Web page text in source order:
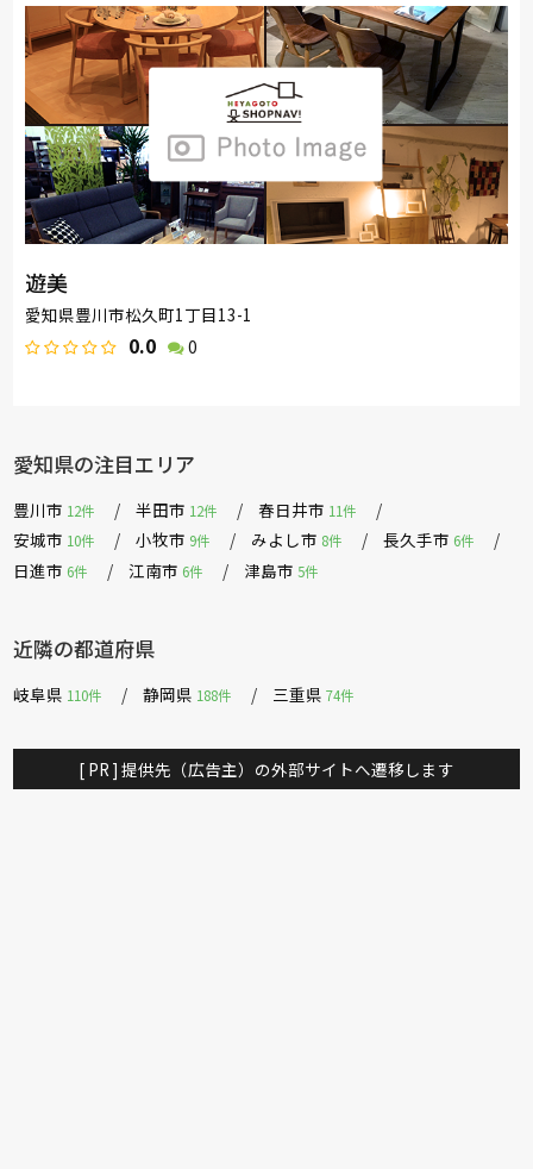
遊美
愛知県豊川市松久町1丁目13-1
0.0 0
愛知県の注目エリア
豊川市 12件 半田市 12件 春日井市 11件
安城市 10件 小牧市 9件 みよし市 8件 長久手市 6件
日進市 6件 江南市 6件 津島市5件
近隣の都道府県
岐阜県 110件 静岡県 188件 三重県74件
[ PR ] 提供先（広告主）の外部サイトへ遷移します